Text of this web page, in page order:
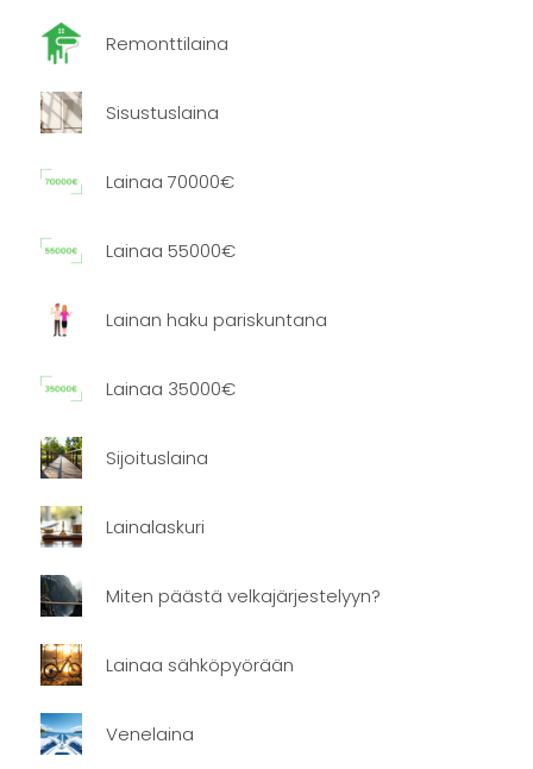
Remonttilaina
Sisustuslaina
Lainaa 70000€
Lainaa 55000€
Lainan haku pariskuntana
Lainaa 35000€
Sijoituslaina
Lainalaskuri
Miten päästä velkajärjestelyyn?
Lainaa sähköpyörään
Venelaina